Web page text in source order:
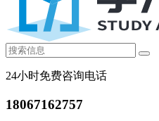
24小时免费咨询电话
18067162757